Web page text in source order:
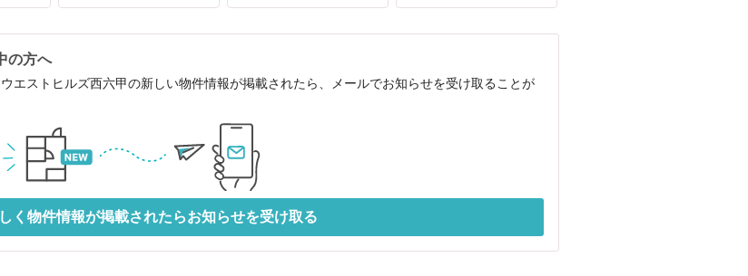
の方へ
エストヒルズ西六甲の新しい物件情報が掲載されたら、メールでお知らせを受け取ることが
く物件情報が掲載されたらお知らせを受け取る